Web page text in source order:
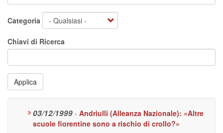
Categoria
Chiavi di Ricerca
Applica
03/12/1999 - Andriulli (Alleanza Nazionale): «Altre
scuole fiorentine sono a rischio di crollo?»